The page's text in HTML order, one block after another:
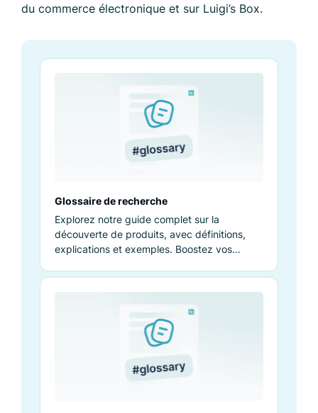
du commerce électronique et sur Luigi’s Box.
Glossaire de recherche
Explorez notre guide complet sur la
découverte de produits, avec définitions,
explications et exemples. Boostez vos